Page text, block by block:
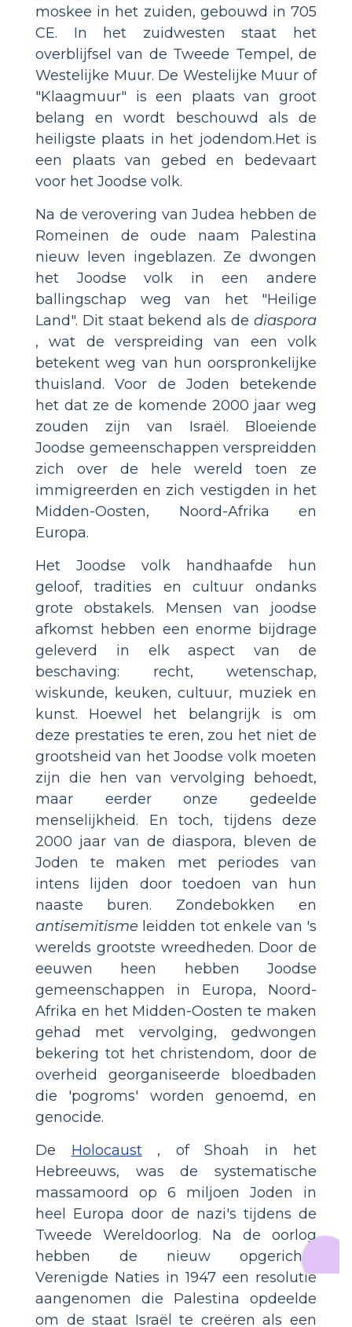
moskee in het zuiden, gebouwd in 705
CE. In het zuidwesten staat het
overblijfsel van de Tweede Tempel, de
Westelijke Muur. De Westelijke Muur of
"Klaagmuur" is een plaats van groot
belang en wordt beschouwd als de
heiligste plaats in het jodendom.Het is
een plaats van gebed en bedevaart
voor het Joodse volk.
Na de verovering van Judea hebben de
Romeinen de oude naam Palestina
nieuw leven ingeblazen. Ze dwongen
het Joodse volk in een andere
ballingschap weg van het "Heilige
Land". Dit staat bekend als de diaspora
, wat de verspreiding van een volk
betekent weg van hun oorspronkelijke
thuisland. Voor de Joden betekende
het dat ze de komende 2000 jaar weg
zouden zijn van Israël. Bloeiende
Joodse gemeenschappen verspreidden
zich over de hele wereld toen ze
immigreerden en zich vestigden in het
Midden-Oosten, Noord-Afrika en
Europa.
Het Joodse volk handhaafde hun
geloof, tradities en cultuur ondanks
grote obstakels. Mensen van joodse
afkomst hebben een enorme bijdrage
geleverd in elk aspect van de
beschaving: recht, wetenschap,
wiskunde, keuken, cultuur, muziek en
kunst. Hoewel het belangrijk is om
deze prestaties te eren, zou het niet de
grootsheid van het Joodse volk moeten
zijn die hen van vervolging behoedt,
maar eerder onze gedeelde
menselijkheid. En toch, tijdens deze
2000 jaar van de diaspora, bleven de
Joden te maken met periodes van
intens lijden door toedoen van hun
naaste buren. Zondebokken en
antisemitisme leidden tot enkele van 's
werelds grootste wreedheden. Door de
eeuwen heen hebben Joodse
gemeenschappen in Europa, Noord-
Afrika en het Midden-Oosten te maken
gehad met vervolging, gedwongen
bekering tot het christendom, door de
overheid georganiseerde bloedbaden
die 'pogroms' worden genoemd, en
genocide.
De Holocaust, of Shoah in het
Hebreeuws, was de systematische
massamoord op 6 miljoen Joden in
heel Europa door de nazi's tijdens de
Tweede Wereldoorlog. Na de oorlog
hebben de nieuw opgerichte
Verenigde Naties in 1947 een resolutie
aangenomen die Palestina opdeelde
om de staat Israël te creëren als een